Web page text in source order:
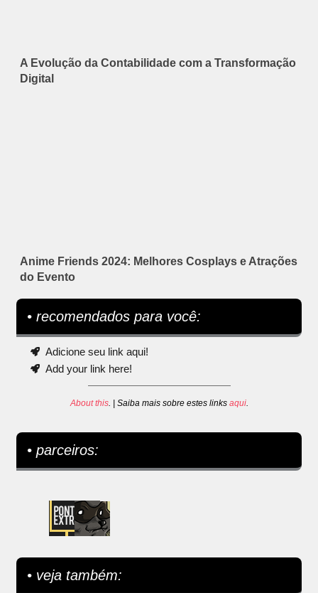
A Evolução da Contabilidade com a Transformação
Digital
Anime Friends 2024: Melhores Cosplays e Atrações
do Evento
• recomendados para você:
Adicione seu link aqui!
Add your link here!
About this. | Saiba mais sobre estes links aqui.
• parceiros:
• veja também: